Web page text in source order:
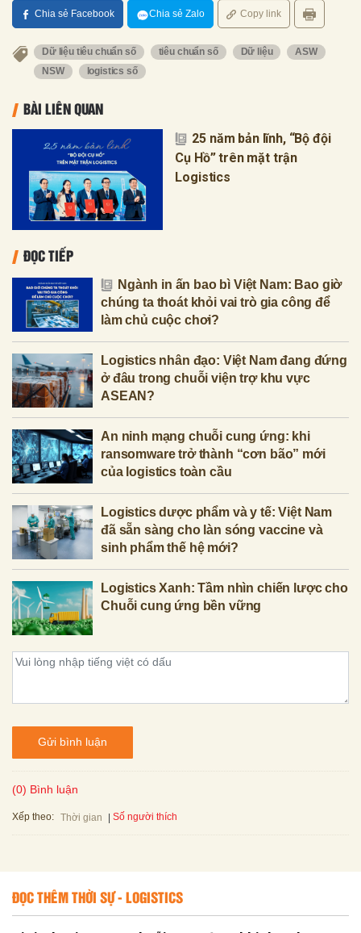
Chia sẻ Facebook Chia sẻ Zalo Copy link
Dữ liệu tiêu chuẩn số tiêu chuẩn số Dữ liệu
ASW
NSW
logistics số
BÀI LIÊN QUAN
25 năm bản lĩnh, “Bộ đội
Cụ Hồ” trên mặt trận
Logistics
ĐỌC TIẾP
Ngành in ấn bao bì Việt Nam: Bao giờ
chúng ta thoát khỏi vai trò gia công để
làm chủ cuộc chơi?
Logistics nhân đạo: Việt Nam đang đứng
ở đâu trong chuỗi viện trợ khu vực
ASEAN?
An ninh mạng chuỗi cung ứng: khi
ransomware trở thành “cơn bão” mới
của logistics toàn cầu
Logistics dược phẩm và y tế: Việt Nam
đã sẵn sàng cho làn sóng vaccine và
sinh phẩm thế hệ mới?
Logistics Xanh: Tầm nhìn chiến lược cho
Chuỗi cung ứng bền vững
Gửi bình luận
(0) Bình luận
Xếp theo: Thời gian Số người thích
ĐỌC THÊM THỜI SỰ - LOGISTICS